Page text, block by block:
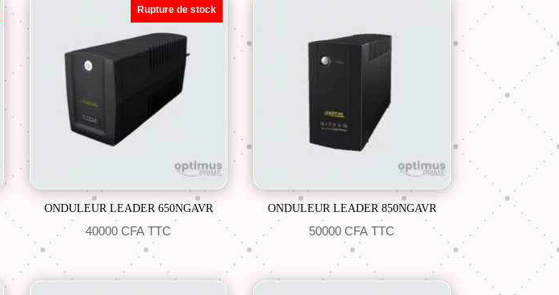
Rupture de stock
ONDULEUR LEADER 650NGAVR
40000CFA TTC
ONDULEUR LEADER 850NGAVR
50000CFA TTC